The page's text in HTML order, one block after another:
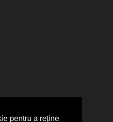
pentru a reţine